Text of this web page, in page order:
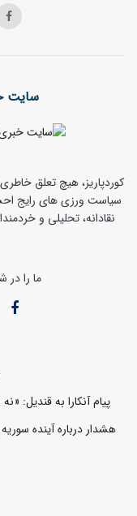
سایت
کوردپاریز، هیچ تعلق
سیاست ورزی های رایج
نقادانه، تحلیلی و
ما را در
پیام آنکارا به قندیل:
هشدار درباره آینده